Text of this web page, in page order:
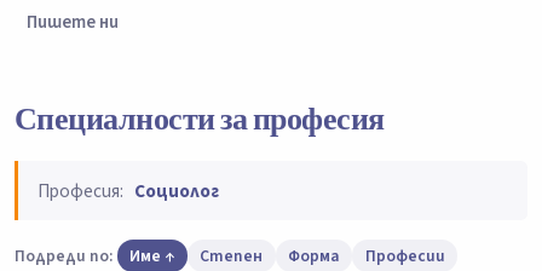
Пишете ни
Специалности за професия
Професия: Социолог
Подреди по: Име Степен Форма
Професии